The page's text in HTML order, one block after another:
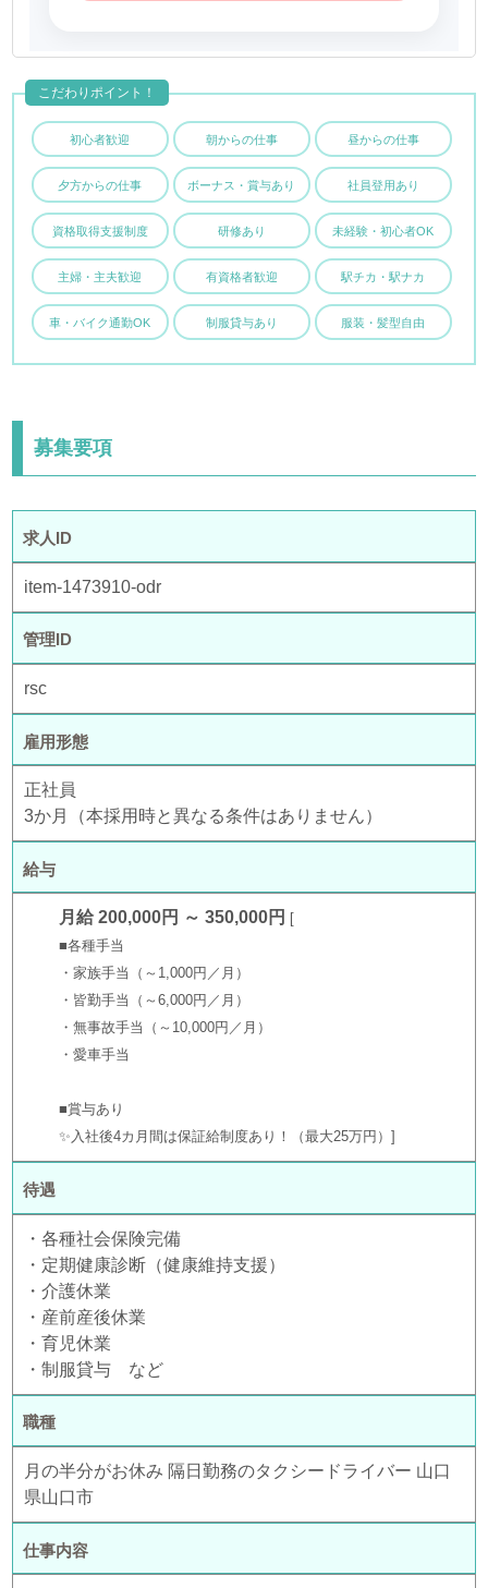
初心者歓迎 朝からの仕事 昼からの仕事
夕方からの仕事 ボーナス・賞与あり 社員登用あり
資格取得支援制度 研修あり 未経験・初心者OK
主婦・主夫歓迎 有資格者歓迎 駅チカ・駅ナカ
車・バイク通勤OK 制服貸与あり 服装・髪型自由
こだわりポイント！
募集要項
求人ID
item-1473910-odr
管理ID
rsc
雇用形態
正社員
3か月（本採用時と異なる条件はありません）
給与
月給 200,000円 ～ 350,000円
■各種手当
・家族手当（～1,000円／月）
・皆勤手当（～6,000円／月）
・無事故手当（～10,000円／月）
・愛車手当
■賞与あり
✨入社後4カ月間は保証給制度あり！（最大25万円）
待遇
・各種社会保険完備
・定期健康診断（健康維持支援）
・介護休業
・産前産後休業
・育児休業
・制服貸与 など
職種
月の半分がお休み 隔日勤務のタクシードライバー 山口
県山口市
仕事内容